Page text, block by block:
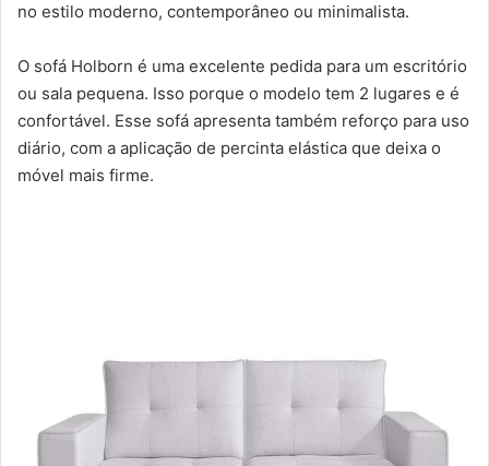
no estilo moderno, contemporâneo ou minimalista.
O sofá Holborn é uma excelente pedida para um escritório
ou sala pequena. Isso porque o modelo tem 2 lugares e é
confortável. Esse sofá apresenta também reforço para uso
diário, com a aplicação de percinta elástica que deixa o
móvel mais firme.